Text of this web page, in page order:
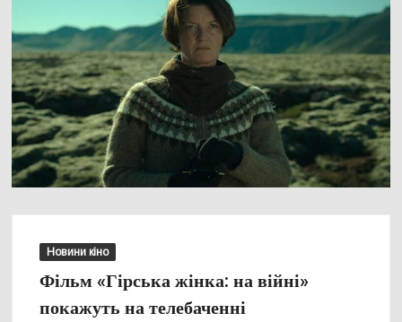
Новини кіно
Фільм «Гірська жінка: на війні»
покажуть на телебаченні